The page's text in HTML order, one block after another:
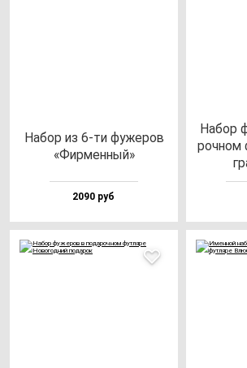
Набор из 6-ти фу­же­ров
«Фир­мен­ный»
2090 руб
Набор
роч­ном